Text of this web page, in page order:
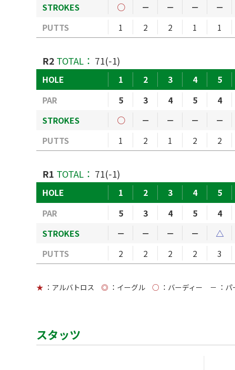
STROKES
○ － － － －
PUTTS
1 2 2 1 1
R2 TOTAL： 71(-1)
HOLE 1 2 3 4 5
PAR
5 3 4 5 4
STROKES
○ － － － －
PUTTS
1 2 1 2 2
R1 TOTAL： 71(-1)
HOLE 1 2 3 4 5
PAR
5 3 4 5 4
STROKES
－ － － － △
PUTTS
2 2 2 2 3
★ ：アルバトロス ◎ ：イーグル ○ ：バーディー － ：パ
スタッツ